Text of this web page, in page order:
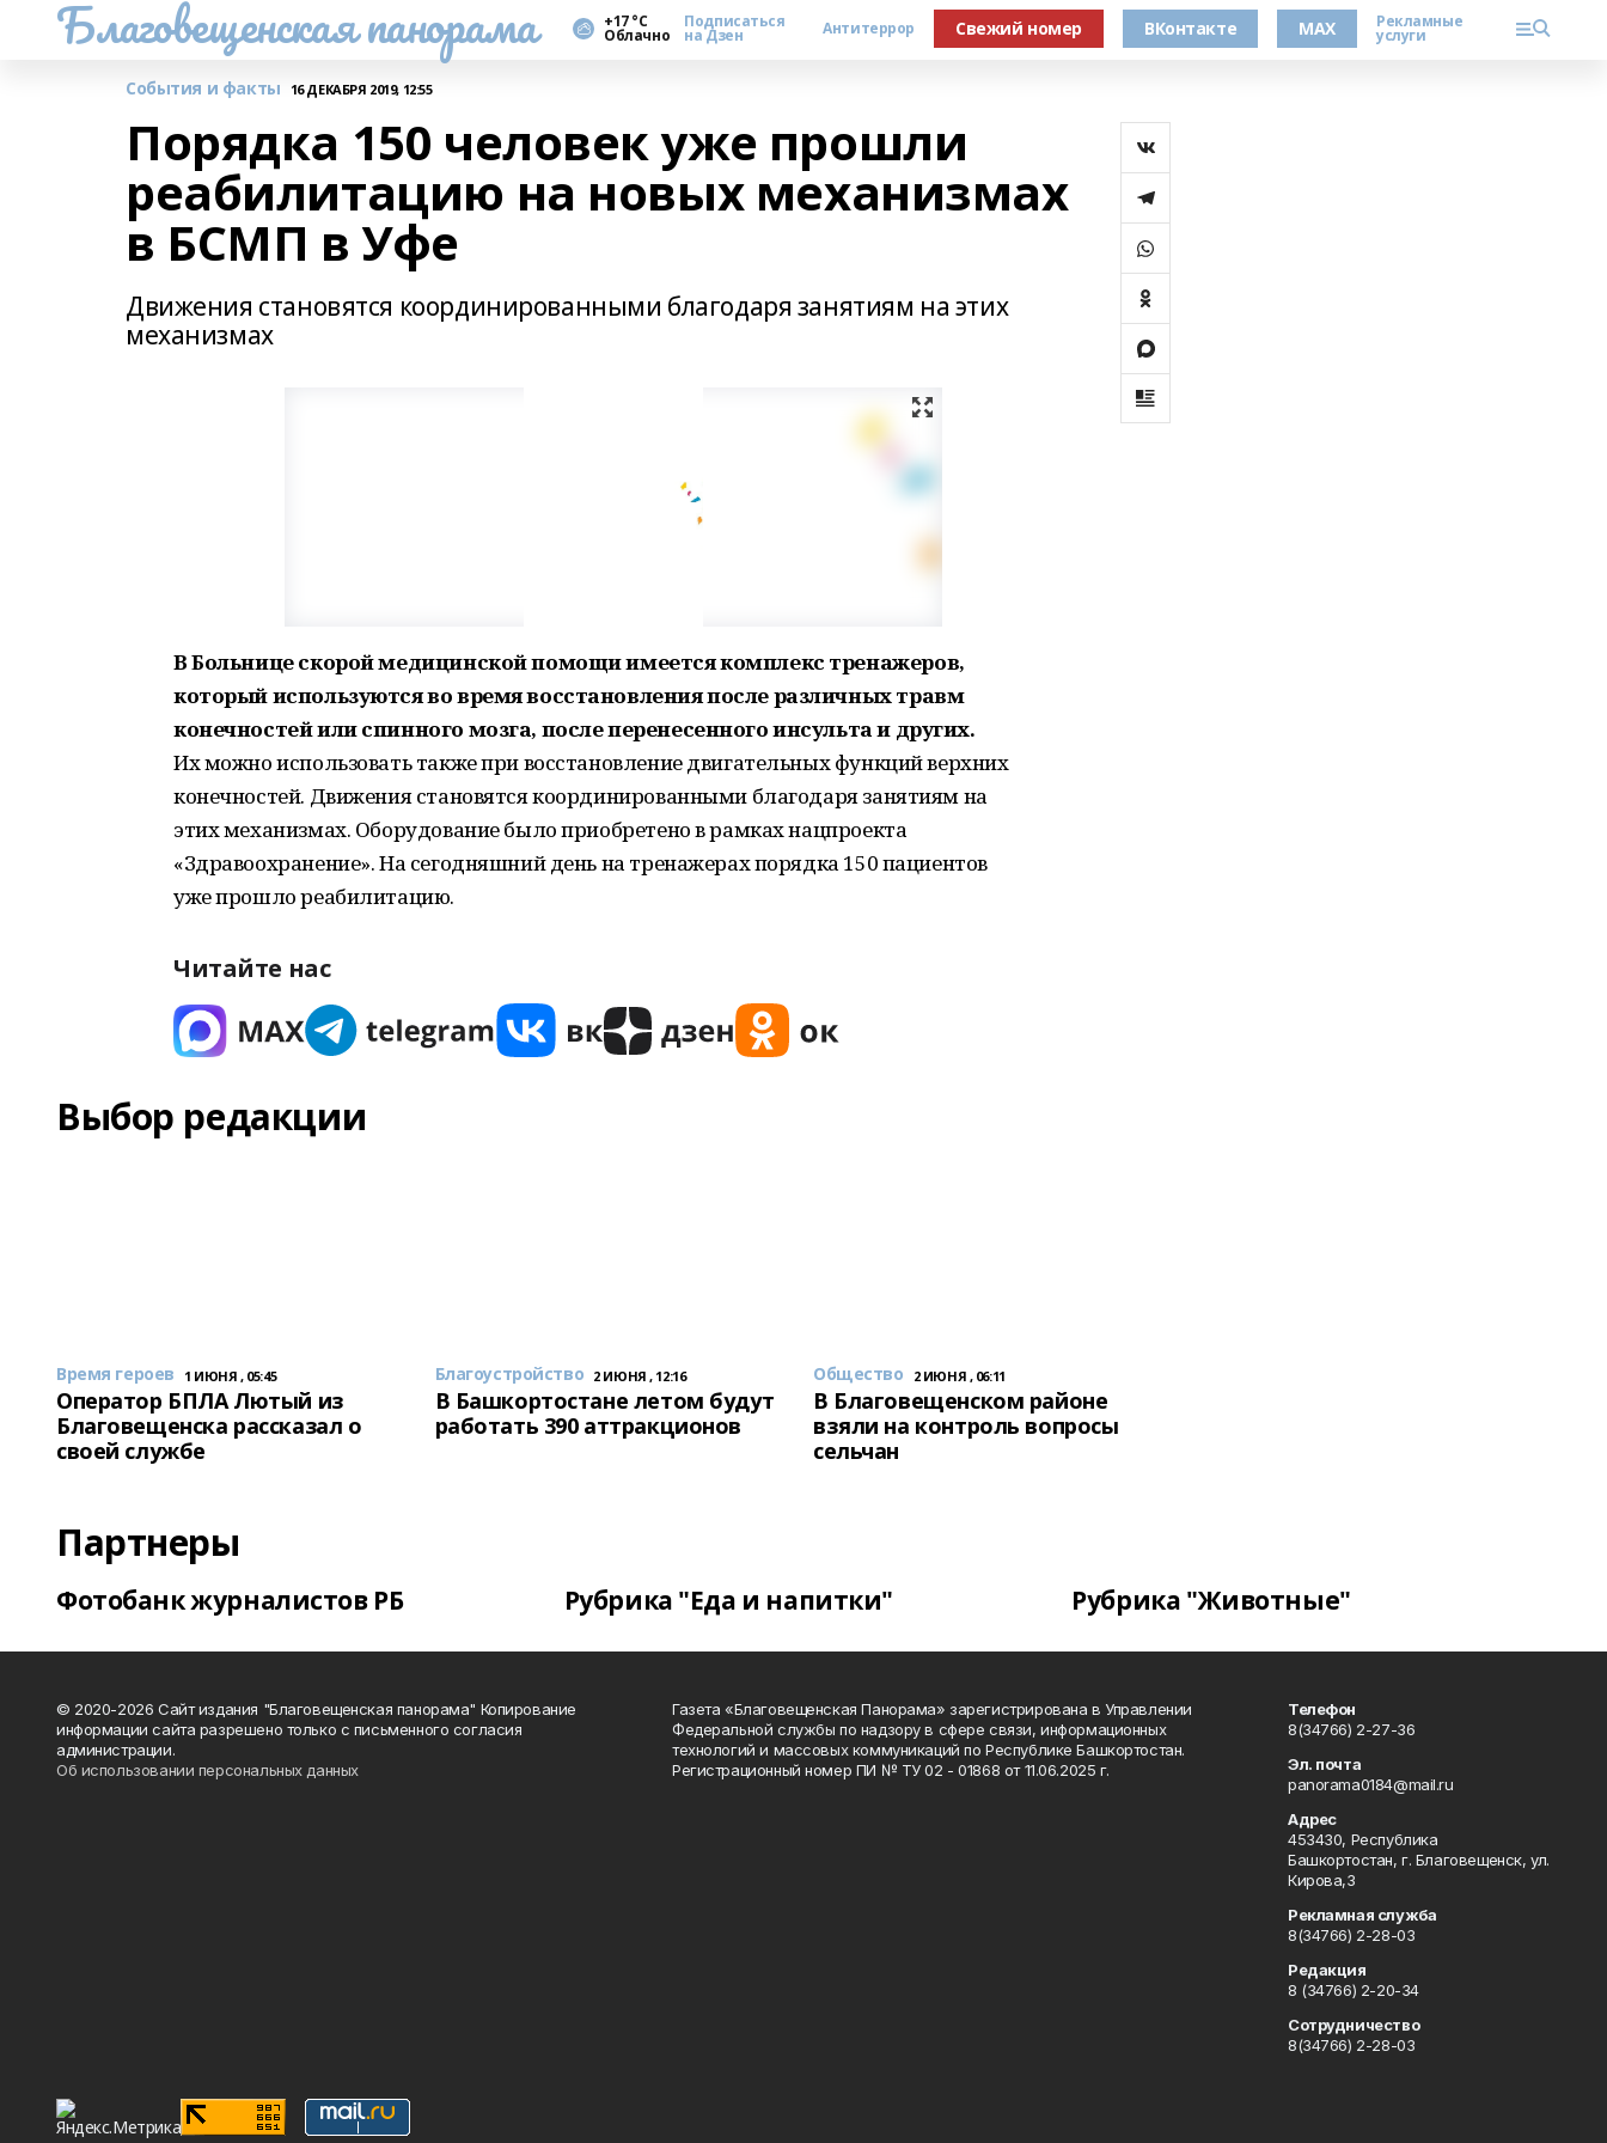
Благовещенская панорама +17 °С
Облачно
Подписаться
на Дзен Антитеррор Свежий номер ВКонтакте MAX Рекламные
услуги
События и факты 16 ДЕКАБРЯ 2019, 12:55
Порядка 150 человек уже прошли
реабилитацию на новых механизмах
в БСМП в Уфе
Движения становятся координированными благодаря занятиям на этих
механизмах
В Больнице скорой медицинской помощи имеется комплекс тренажеров,
который используются во время восстановления после различных травм
конечностей или спинного мозга, после перенесенного инсульта и других.
Их можно использовать также при восстановление двигательных функций верхних
конечностей. Движения становятся координированными благодаря занятиям на
этих механизмах. Оборудование было приобретено в рамках нацпроекта
«Здравоохранение». На сегодняшний день на тренажерах порядка 150 пациентов
уже прошло реабилитацию.
Читайте нас
Выбор редакции
Время героев 1 ИЮНЯ , 05:45
Оператор БПЛА Лютый из
Благовещенска рассказал о
своей службе
Благоустройство 2 ИЮНЯ , 12:16
В Башкортостане летом будут
работать 390 аттракционов
Общество 2 ИЮНЯ , 06:11
В Благовещенском районе
взяли на контроль вопросы
сельчан
Партнеры
Фотобанк журналистов РБ Рубрика "Еда и напитки" Рубрика "Животные"
© 2020-2026 Сайт издания "Благовещенская панорама" Копирование
информации сайта разрешено только с письменного согласия
администрации.
Об использовании персональных данных
Газета «Благовещенская Панорама» зарегистрирована в Управлении
Федеральной службы по надзору в сфере связи, информационных
технологий и массовых коммуникаций по Республике Башкортостан.
Регистрационный номер ПИ № ТУ 02 - 01868 от 11.06.2025 г.
Телефон
8(34766) 2-27-36
Эл. почта
panorama0184@mail.ru
Адрес
453430, Республика
Башкортостан, г. Благовещенск, ул.
Кирова,3
Рекламная служба
8(34766) 2-28-03
Редакция
8 (34766) 2-20-34
Сотрудничество
8(34766) 2-28-03